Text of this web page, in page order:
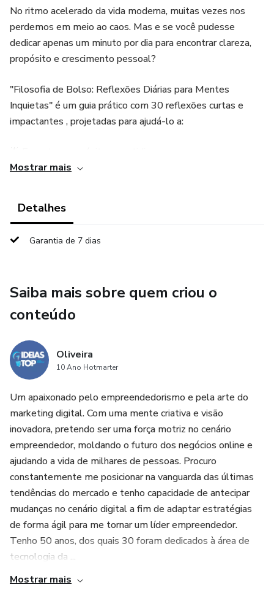
No ritmo acelerado da vida moderna, muitas vezes nos
perdemos em meio ao caos. Mas e se você pudesse
dedicar apenas um minuto por dia para encontrar clareza,
propósito e crescimento pessoal?
"Filosofia de Bolso: Reflexões Diárias para Mentes
Inquietas" é um guia prático com 30 reflexões curtas e
impactantes , projetadas para ajudá-lo a:
🌟 Desenvolver hábitos positivos que levam ao sucesso
Cada página traz uma frase marcante e uma aplicação
✅ Pessoas ocupadas que querem insights rápidos e
poderosos
✅ Mentes inquietas em busca de respostas profundas
✅ Sonhadores e realizadores que desejam equilibrar
sabedoria e ação
💡 Por que escolher este eBook?
Linguagem simples e direta: Fácil de entender e aplicar.
Formato prático: Um capítulo para cada dia do mês.
Mostrar mais
Detalhes
Garantia de 7 dias
Saiba mais sobre quem criou o
conteúdo
Oliveira
10 Ano Hotmarter
Um apaixonado pelo empreendedorismo e pela arte do
marketing digital. Com uma mente criativa e visão
inovadora, pretendo ser uma força motriz no cenário
empreendedor, moldando o futuro dos negócios online e
ajudando a vida de milhares de pessoas. Procuro
constantemente me posicionar na vanguarda das últimas
tendências do mercado e tenho capacidade de antecipar
mudanças no cenário digital a fim de adaptar estratégias
de forma ágil para me tornar um líder empreendedor.
Tenho 50 anos, dos quais 30 foram dedicados à área de
tecnologia da ...
Mostrar mais